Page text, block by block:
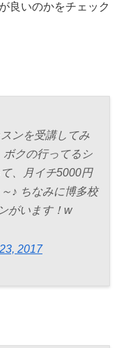
良いのかをチェック
ンを受講してみ
ボクの行ってるシ
、月イチ5000円
♪ ちなみに博多校
がいます！w
2017